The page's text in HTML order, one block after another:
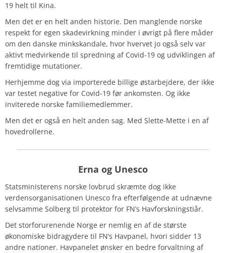
19 helt til Kina.
Men det er en helt anden historie. Den manglende norske
respekt for egen skadevirkning minder i øvrigt på flere måder
om den danske minkskandale, hvor hvervet jo også selv var
aktivt medvirkende til spredning af Covid-19 og udviklingen af
fremtidige mutationer.
Herhjemme dog via importerede billige østarbejdere, der ikke
var testet negative for Covid-19 før ankomsten. Og ikke
inviterede norske familiemedlemmer.
Men det er også en helt anden sag. Med Slette-Mette i en af
hovedrollerne.
Erna og Unesco
Statsministerens norske lovbrud skræmte dog ikke
verdensorganisationen Unesco fra efterfølgende at udnævne
selvsamme Solberg til protektor for FN’s Havforskningstiår.
Det storforurenende Norge er nemlig en af de største
økonomiske bidragydere til FN’s Havpanel, hvori sidder 13
andre nationer. Havpanelet ønsker en bedre forvaltning af